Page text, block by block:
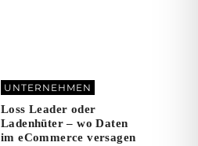
UNTERNEHMEN
Loss Leader oder
Ladenhüter – wo Daten
im eCommerce versagen